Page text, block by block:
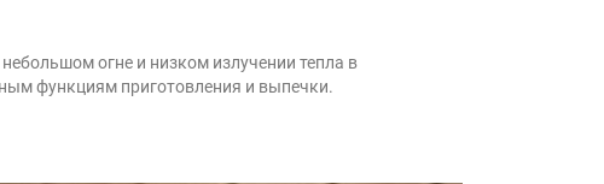
огне и низком излучении тепла в
функциям приготовления и выпечки.